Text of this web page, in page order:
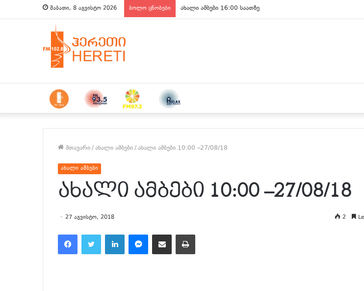
შაბათი, 8 აგვისტო 2026 ბოლო ცნობები ახალი ამბები 16:00 საათზე
მთავარი/ახალი ამბები/ახალი ამბები 10:00 –27/08/18
ახალი ამბები
ახალი ამბები 10:00 –27/08/18
27 აგვისტო, 2018 2